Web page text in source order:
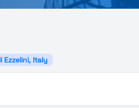
Ezzelini, Italy